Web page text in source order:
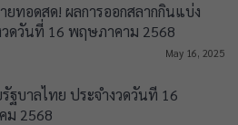
ยทอดสด! ผลการออกสลากกินแบ่ง
วดวันที่ 16 พฤษภาคาม 2568
May 16, 2025
ฐบาลไทย ประจำงวดวันที่ 16
ม 2568